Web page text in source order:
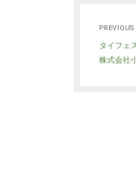
タイフェ
株式会社